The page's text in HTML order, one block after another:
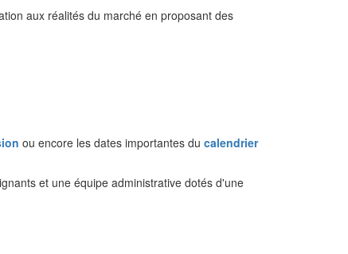
aux réalités du marché en proposant des
ou encore les dates importantes du calendrier
et une équipe administrative dotés d'une